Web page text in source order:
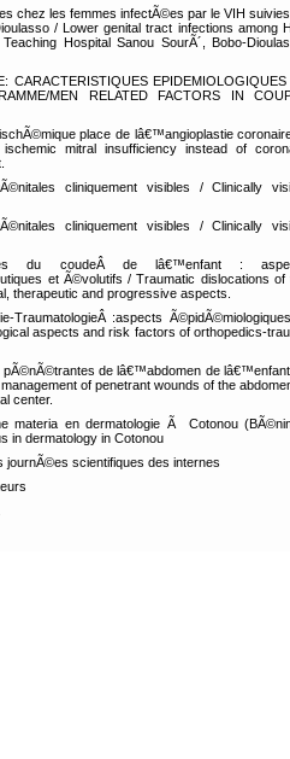
chez les femmes infectÃ©es par le VIH
/ Lower genital tract infections among
Hospital Sanou SourÃ´, Bobo-
CARACTERISTIQUES EPIDEMIOLOGIQUES
MEN RELATED FACTORS IN
place de lâ€™angioplastie
mitral insufficiency instead of
cliniquement visibles / Clinically
cliniquement visibles / Clinically
du coudeÂ de lâ€™enfant :
et Ã©volutifs / Traumatic dislocations of
therapeutic and progressive aspects.
TraumatologieÂ :aspects
aspects and risk factors of orthopedics-
pÃ©nÃ©trantes de lâ€™abdomen de
of penetrant wounds of the
center.
materia en dermatologie Ã Cotonou
in dermatology in Cotonou
journÃ©es scientifiques des internes